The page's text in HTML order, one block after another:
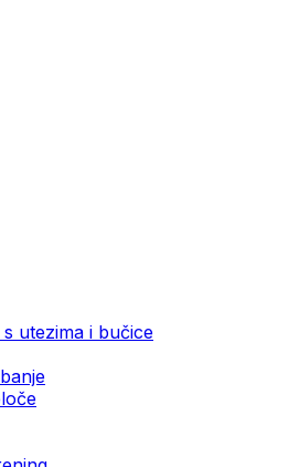
utezima i bučice